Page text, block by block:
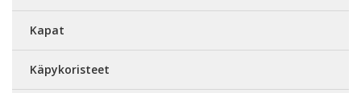
Kapat
Käpykoristeet